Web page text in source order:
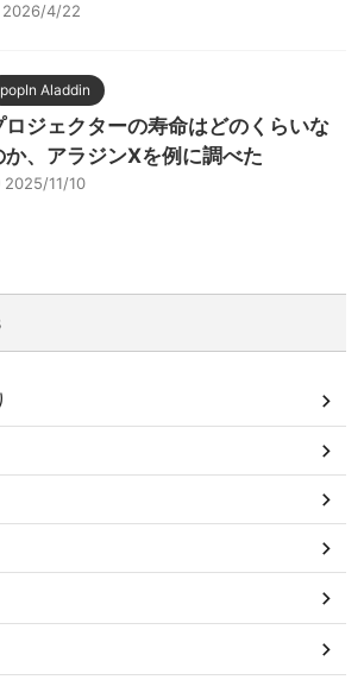
2026/4/22
popIn Aladdin
ロジェクターの寿命はどのくらいな
か、アラジンXを例に調べた
2025/11/10